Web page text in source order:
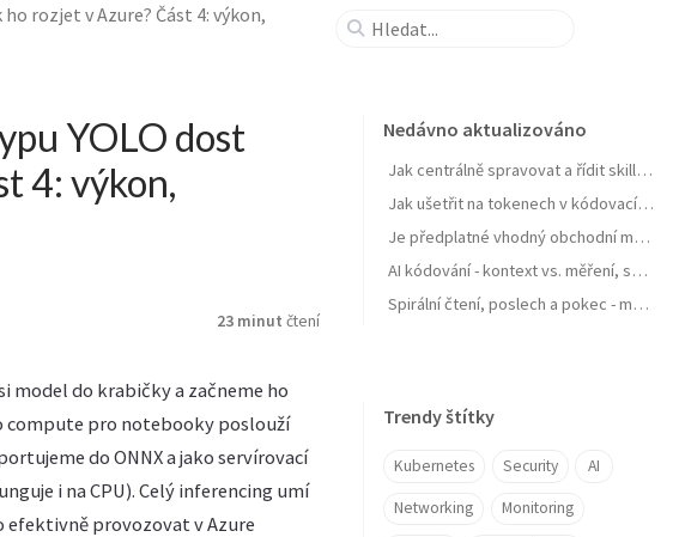
rozjet v Azure? Část 4: výkon,
YOLO dost
4: výkon,
23 minut čtení
model do krabičky a začneme ho
compute pro notebooky poslouží
do ONNX a jako servírovací
i na CPU). Celý inferencing umí
efektivně provozovat v Azure
Nedávno aktualizováno
Jak centrálně spravovat a řídit skills pro agenty a zejména jejich samostatné zlepšování
Jak ušetřit na tokenech v kódovacích agentech typu GitHub Copilot
Je předplatné vhodný obchodní model pro AI produkt? Zdražuje AI? Zdražují tokeny? Nebo se jen najíždí na férový model?
AI kódování - kontext vs. měření, software jako paměť, váš software se učit nebudu, OpenClaw a chytrá domácnost
Spirální čtení, poslech a pokec - moje AI workflow pro nasání knihy do mozku
Trendy štítky
Kubernetes Security AI
Networking Monitoring